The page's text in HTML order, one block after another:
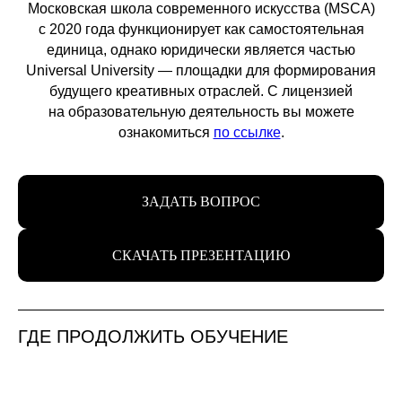
Московская школа современного искусства (MSCA)
с 2020 года функционирует как самостоятельная
единица, однако юридически является частью
Universal University — площадки для формирования
будущего креативных отраслей. С лицензией
на образовательную деятельность вы можете
ознакомиться по ссылке.
ЗАДАТЬ ВОПРОС
СКАЧАТЬ ПРЕЗЕНТАЦИЮ
ГДЕ ПРОДОЛЖИТЬ ОБУЧЕНИЕ
курсах, скидках и событиях школы.